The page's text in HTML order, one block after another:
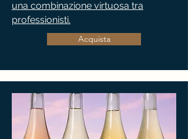
una combinazione virtuosa tra
professionisti.
Acquista